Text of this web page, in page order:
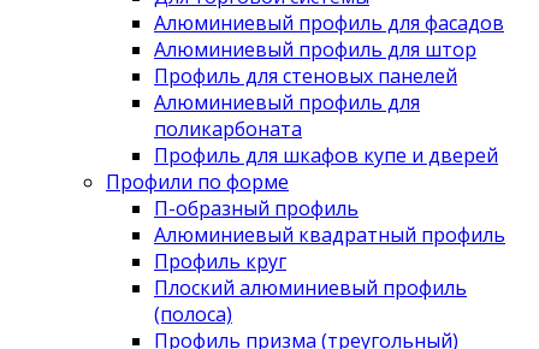
Алюминиевый профиль для фасадов
Алюминиевый профиль для штор
Профиль для стеновых панелей
Алюминиевый профиль для
поликарбоната
Профиль для шкафов купе и дверей
Профили по форме
П-образный профиль
Алюминиевый квадратный профиль
Профиль круг
Плоский алюминиевый профиль
(полоса)
Профиль призма (треугольный)